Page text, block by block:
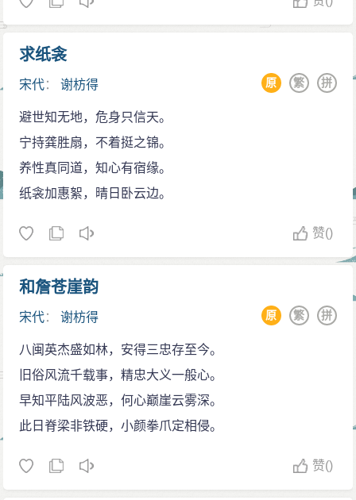
者光阴磊落的胸怀。在《别二子及良友》一诗中，他又
以雪中松柏自比，比喻自己永远独立不移的民族气节，
表明他为坚持民族大义，敢于傲霜斗雪的铁骨松风。
洁，人间何独伯夷清。义高便觉生堪舍，礼重方知死甚
轻。南八男儿终不屈，皇天上帝眼分明。
南宋灭亡后，孤单一人，卖卜为生，因而深知人民
疾苦，写出了不少反映人民疾苦的诗篇。如《蚕妇吟》
中，就深刻地反映了劳动人民的辛苦，揭露了封建统治
子规啼彻四更时，起视蚕稠怕叶稀。不信楼头杨柳
天还没亮，蚕妇就起床查看，担心蚕多了，桑叶不
够吃，而此时达官贵富们还在歌舞宴乐，多似“朱门酒肉
臭，路有冻死骨”啊！
枋得的诗还擅用隐喻，有很强的艺术感染力。如
《庆全庵桃花》。他借陶渊明描写的世外桃源其居民为
避秦乱而隐居此地，来反映自己的处境。
士甲科，到公布考生名单，考中乙科。任命担任抚州司
次年复试教官，中兼经科，担任建宁府教授。未
上，吴潜宣抚江南东、西两路，命他担任干办公事。团
结民兵，以保护饶州、信州、抚州，用科降钱米以作为
地方民兵的食粮。谢枋得说服邓、傅二姓所属二社各大
家，得到民兵一万多人，驻守信州，到兵退后，朝廷核
实各项军费，差一点没有免除科降钱。
部架阁，负责招募民兵，筹集军饷，保卫饶、信、抚三
州。谢枋得变卖家产，八方奔走，经他多方筹措，共招
募得民兵一万多人。
景定五年（1264），他在建康当考官时，当时的丞
贾似道政事为题，言“兵必至，国必亡”。指出贾似道“窃政
柄，害忠良，误国毒民”，为此，漕使陆景思抓住了这件
求纸衾
宋代：谢枋得 拼
繁
原
避世知无地，危身只信天。
宁持龚胜扇，不着挺之锦。
养性真同道，知心有宿缘。
纸衾加惠絮，晴日卧云边。
赞()
和詹苍崖韵
宋代：谢枋得 拼
繁
原
八闽英杰盛如林，安得三忠存至今。
旧俗风流千载事，精忠大义一般心。
早知平陆风波恶，何心巅崖云雾深。
此日脊梁非铁硬，小颜拳爪定相侵。
赞()